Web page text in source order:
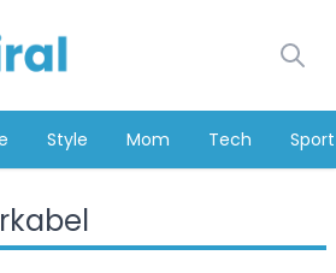
Style Mom Tech Sport